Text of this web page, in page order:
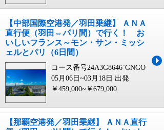
【中部国際空港発／羽田乗継】 ＡＮＡ
直行便（羽田⇔パリ間）で行く！ お
いしいフランス～モン・サン・ミッシ
ェルとパリ（6日間）
コース番号24A3G8646`GNGO
05月06日~03月18日 出発
￥459,000~￥679,000
【那覇空港発／羽田乗継】 ＡＮＡ直行